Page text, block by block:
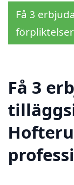
Få 3
förpliktelser
Få 3